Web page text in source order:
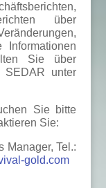
über
Informationen
Sie über
unter
Sie bitte
Sie:
Manager, Tel.:
gold.com